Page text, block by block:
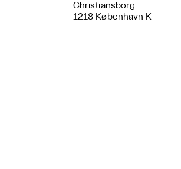
Christiansborg
1218 København K